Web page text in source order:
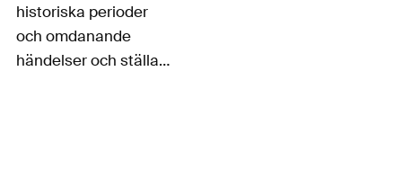
historiska perioder
och omdanande
händelser och ställa